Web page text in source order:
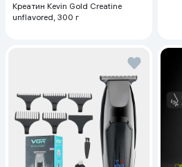
Креатин Kevin Gold Creatine
unflavored, 300 г